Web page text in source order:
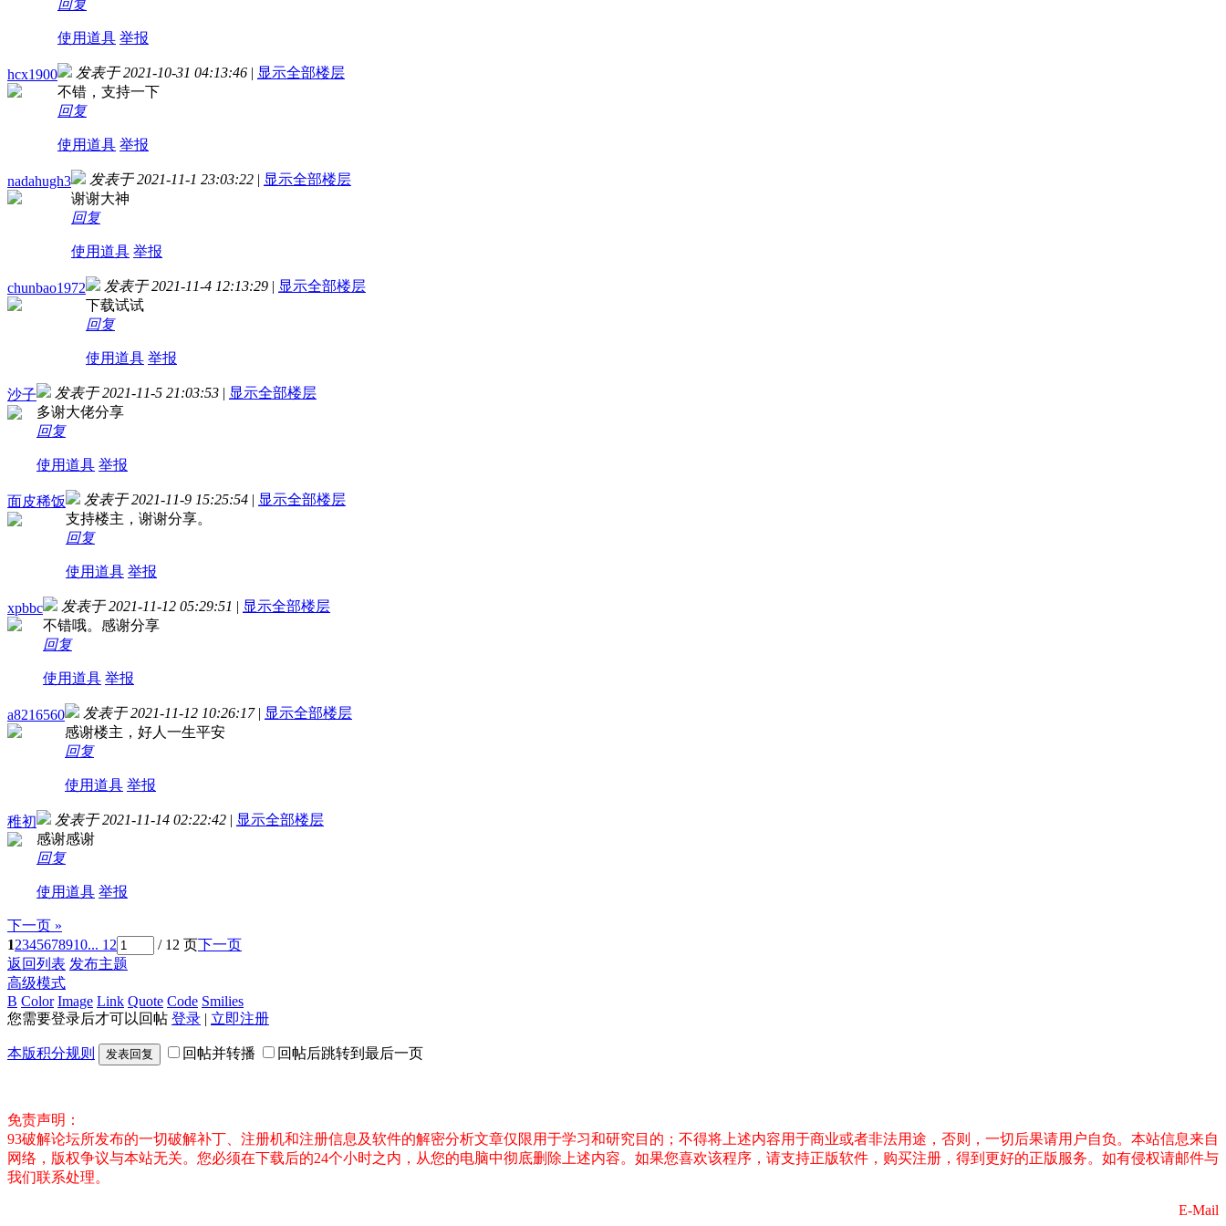
回复
使用道具 举报
hcx1900 发表于 2021-10-31 04:13:46 | 显示全部楼层
不错，支持一下
回复
使用道具 举报
nadahugh3 发表于 2021-11-1 23:03:22 | 显示全部楼层
谢谢大神
回复
使用道具 举报
chunbao1972 发表于 2021-11-4 12:13:29 | 显示全部楼层
下载试试
回复
使用道具 举报
沙子 发表于 2021-11-5 21:03:53 | 显示全部楼层
多谢大佬分享
回复
使用道具 举报
面皮稀饭 发表于 2021-11-9 15:25:54 | 显示全部楼层
支持楼主，谢谢分享。
回复
使用道具 举报
xpbbc 发表于 2021-11-12 05:29:51 | 显示全部楼层
不错哦。感谢分享
回复
使用道具 举报
a8216560 发表于 2021-11-12 10:26:17 | 显示全部楼层
感谢楼主，好人一生平安
回复
使用道具 举报
稚初 发表于 2021-11-14 02:22:42 | 显示全部楼层
感谢感谢
回复
使用道具 举报
下一页 »
12345678910... 12 / 12 页下一页
返回列表 发布主题
高级模式
B Color Image Link Quote Code Smilies
您需要登录后才可以回帖 登录 | 立即注册
本版积分规则 发表回复 回帖并转播 回帖后跳转到最后一页
免责声明：
93破解论坛所发布的一切破解补丁、注册机和注册信息及软件的解密分析文章仅限用于学习和研究目的；不得将上述内容用于商业或者非法用途，否则，一切后果请用户自负。本站信息来自
网络，版权争议与本站无关。您必须在下载后的24个小时之内，从您的电脑中彻底删除上述内容。如果您喜欢该程序，请支持正版软件，购买注册，得到更好的正版服务。如有侵权请邮件与
我们联系处理。
E-Mail